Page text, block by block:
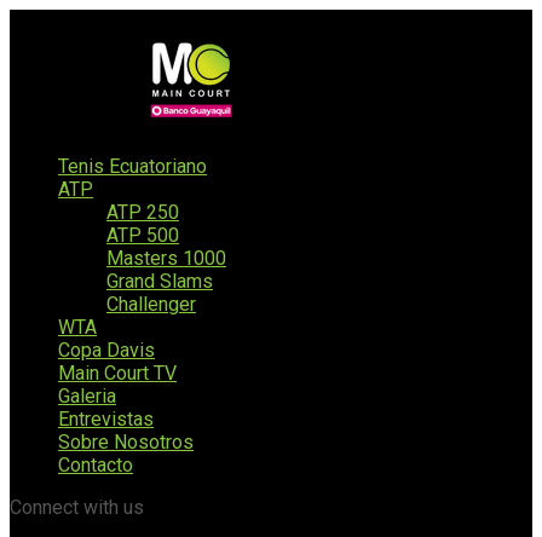
Tenis Ecuatoriano
ATP
ATP 250
ATP 500
Masters 1000
Grand Slams
Challenger
WTA
Copa Davis
Main Court TV
Galeria
Entrevistas
Sobre Nosotros
Contacto
Connect with us